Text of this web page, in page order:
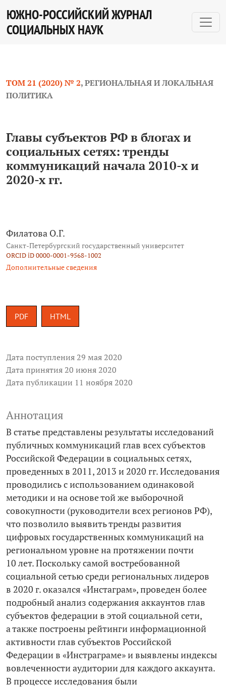
Главы субъектов РФ в блогах и социальных сетях:
ЮЖНО-РОССИЙСКИЙ ЖУРНАЛ
СОЦИАЛЬНЫХ НАУК
ТОМ 21 (2020) № 2,РЕГИОНАЛЬНАЯ И ЛОКАЛЬНАЯ
ПОЛИТИКА
Главы субъектов РФ в блогах и
социальных сетях: тренды
коммуникаций начала 2010‑х и
2020‑х гг.
Филатова О.Г.
Санкт-­Петербургский государственный университет
ORCID iD 0000-0001-9568-1002
Дополнительные сведения
PDF HTML
Дата поступления 29 мая 2020
Дата принятия 20 июня 2020
Дата публикации 11 ноября 2020
Аннотация
В статье представлены результаты исследований
публичных коммуникаций глав всех субъектов
Российской Федерации в социальных сетях,
проведенных в 2011, 2013 и 2020 гг. Исследования
проводились с использованием одинаковой
методики и на основе той же выборочной
совокупности (руководители всех регионов РФ),
что позволило выявить тренды развития
цифровых государственных коммуникаций на
региональном уровне на протяжении почти
10 лет. Поскольку самой востребованной
социальной сетью среди региональных лидеров
в 2020 г. оказался «Инстаграм», проведен более
подробный анализ содержания аккаунтов глав
субъектов федерации в этой социальной сети,
а также построены рейтинги информационной
активности глав субъектов Российской
Федерации в «Инстраграме» и выявлены индексы
вовлеченности аудитории для каждого аккаунта.
В процессе исследования были